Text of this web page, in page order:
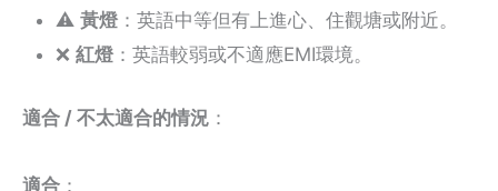
⚠️ 黃燈 ：英語中等但有上進心、住觀塘或附近。
❌ 紅燈 ：英語較弱或不適應EMI環境。
適合 / 不太適合的情況 ：
適合 ：